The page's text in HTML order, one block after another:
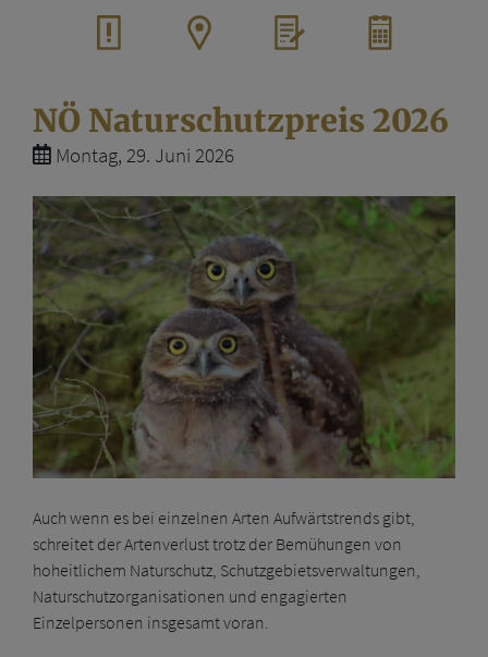
NÖ Naturschutzpreis 2026
Montag, 29. Juni 2026
Auch wenn es bei einzelnen Arten Aufwärtstrends gibt,
schreitet der Artenverlust trotz der Bemühungen von
hoheitlichem Naturschutz, Schutzgebietsverwaltungen,
Naturschutzorganisationen und engagierten
Einzelpersonen insgesamt voran.